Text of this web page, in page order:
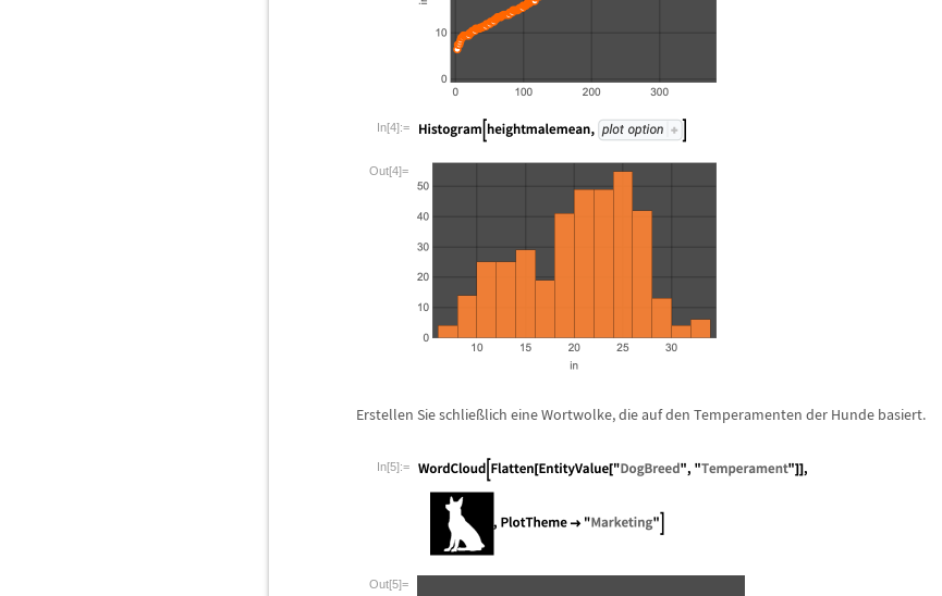
In[4]:=
Out[4]=
Erstellen Sie schließlich eine Wortwolke, die auf den Temperamenten der Hunde basiert.
In[5]:=
Out[5]=